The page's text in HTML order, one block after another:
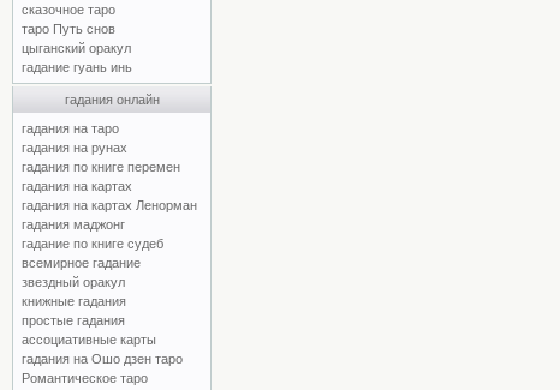
сказочное таро
таро Путь снов
цыганский оракул
гадание гуань инь
гадания онлайн
гадания на таро
гадания на рунах
гадания по книге перемен
гадания на картах
гадания на картах Ленорман
гадания маджонг
гадание по книге судеб
всемирное гадание
звездный оракул
книжные гадания
простые гадания
ассоциативные карты
гадания на Ошо дзен таро
Романтическое таро